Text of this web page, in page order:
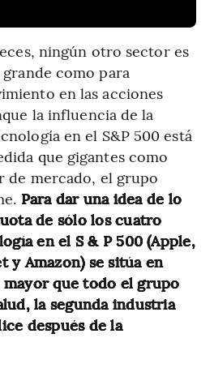
ningún otro sector es
como para
en las acciones
la influencia de la
en el S&P 500 está
que gigantes como
de mercado, el grupo
Para dar una idea de lo
de sólo los cuatro
en el S & P 500 (Apple,
y Amazon) se sitúa en
mayor que todo el grupo
la segunda industria
después de la